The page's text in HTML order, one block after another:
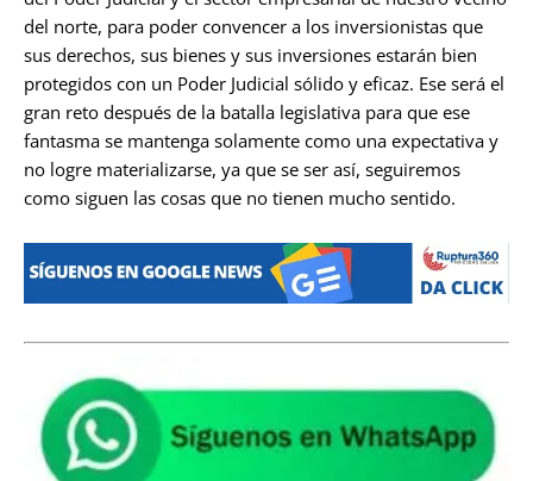
del norte, para poder convencer a los inversionistas que
sus derechos, sus bienes y sus inversiones estarán bien
protegidos con un Poder Judicial sólido y eficaz. Ese será el
gran reto después de la batalla legislativa para que ese
fantasma se mantenga solamente como una expectativa y
no logre materializarse, ya que se ser así, seguiremos
como siguen las cosas que no tienen mucho sentido.